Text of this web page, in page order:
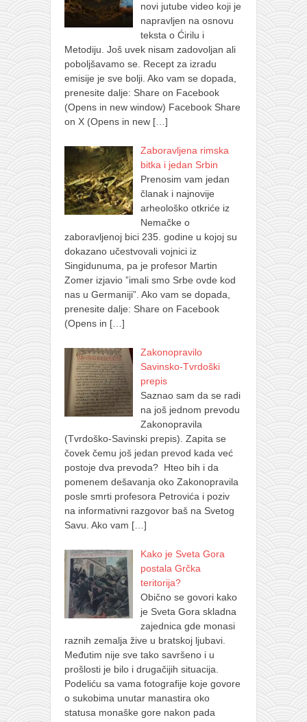
novi jutube video koji je
napravljen na osnovu
teksta o Ćirilu i
Metodiju. Još uvek nisam zadovoljan ali
poboljšavamo se. Recept za izradu
emisije je sve bolji. Ako vam se dopada,
prenesite dalje: Share on Facebook
(Opens in new window) Facebook Share
on X (Opens in new […]
Zaboravljena rimska
bitka i jedan Srbin
Prenosim vam jedan
članak i najnovije
arheološko otkriće iz
Nemačke o
zaboravljenoj bici 235. godine u kojoj su
dokazano učestvovali vojnici iz
Singidunuma, pa je profesor Martin
Zomer izjavio ”imali smo Srbe ovde kod
nas u Germaniji”. Ako vam se dopada,
prenesite dalje: Share on Facebook
(Opens in […]
Zakonopravilo
Savinsko-Tvrdoški
prepis
Saznao sam da se radi
na još jednom prevodu
Zakonopravila
(Tvrdoško-Savinski prepis). Zapita se
čovek čemu još jedan prevod kada već
postoje dva prevoda? Hteo bih i da
pomenem dešavanja oko Zakonopravila
posle smrti profesora Petrovića i poziv
na informativni razgovor baš na Svetog
Savu. Ako vam […]
Kako je Sveta Gora
postala Grčka
teritorija?
Obično se govori kako
je Sveta Gora skladna
zajednica gde monasi
raznih zemalja žive u bratskoj ljubavi.
Međutim nije sve tako savršeno i u
prošlosti je bilo i drugačijih situacija.
Podeliću sa vama fotografije koje govore
o sukobima unutar manastira oko
statusa monaške gore nakon pada